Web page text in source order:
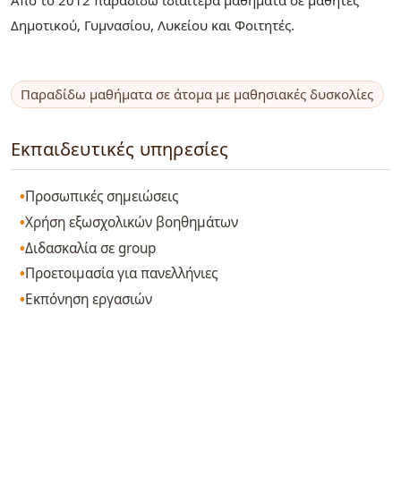
Δημοτικού, Γυμνασίου, Λυκείου και Φοιτητές.
Παραδίδω μαθήματα σε άτομα με μαθησιακές δυσκολίες
Εκπαιδευτικές υπηρεσίες
Προσωπικές σημειώσεις
Χρήση εξωσχολικών βοηθημάτων
Διδασκαλία σε group
Προετοιμασία για πανελλήνιες
Εκπόνηση εργασιών